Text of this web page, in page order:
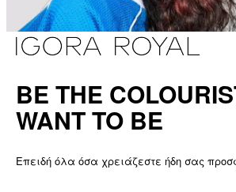
BE THE
WANT TO BE
Επειδή όλα όσα χρειάζεστε ήδη σας